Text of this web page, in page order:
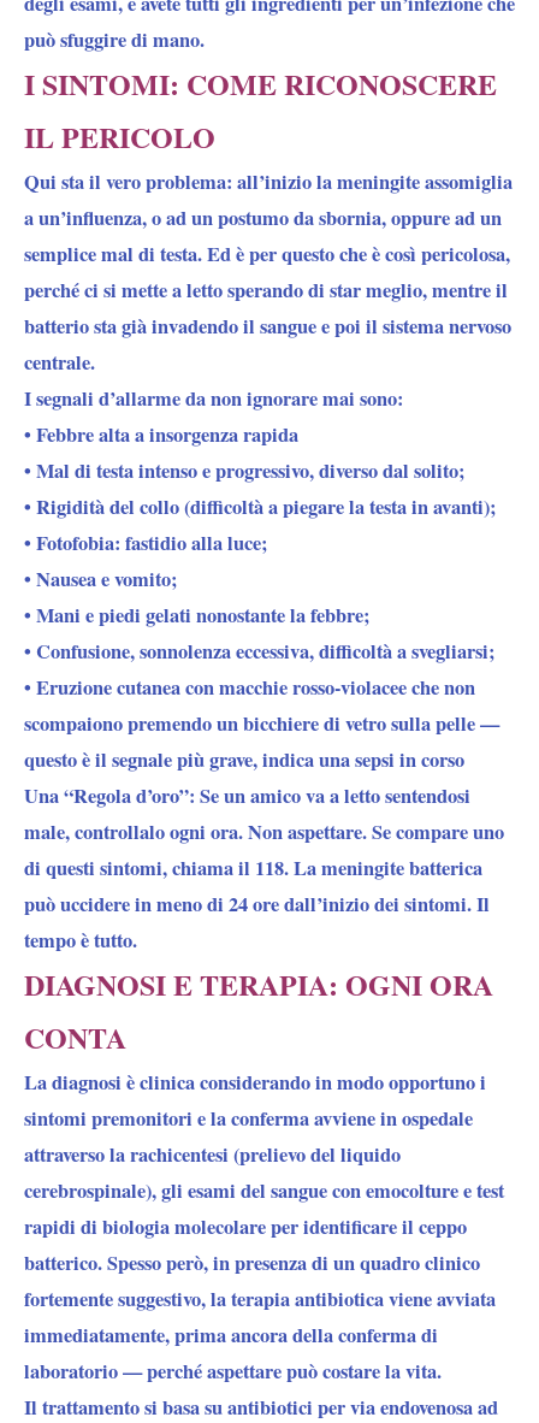
può sfuggire di mano.
I SINTOMI: COME RICONOSCERE
IL PERICOLO
Qui sta il vero problema: all’inizio la meningite assomiglia
a un’influenza, o ad un postumo da sbornia, oppure ad un
semplice mal di testa. Ed è per questo che è così pericolosa,
perché ci si mette a letto sperando di star meglio, mentre il
batterio sta già invadendo il sangue e poi il sistema nervoso
centrale.
I segnali d’allarme da non ignorare mai sono:
• Febbre alta a insorgenza rapida
• Mal di testa intenso e progressivo, diverso dal solito;
• Rigidità del collo (difficoltà a piegare la testa in avanti);
• Fotofobia: fastidio alla luce;
• Nausea e vomito;
• Mani e piedi gelati nonostante la febbre;
• Confusione, sonnolenza eccessiva, difficoltà a svegliarsi;
• Eruzione cutanea con macchie rosso-violacee che non
scompaiono premendo un bicchiere di vetro sulla pelle —
questo è il segnale più grave, indica una sepsi in corso
Una “Regola d’oro”: Se un amico va a letto sentendosi
male, controllalo ogni ora. Non aspettare. Se compare uno
di questi sintomi, chiama il 118. La meningite batterica
può uccidere in meno di 24 ore dall’inizio dei sintomi. Il
tempo è tutto.
DIAGNOSI E TERAPIA: OGNI ORA
CONTA
La diagnosi è clinica considerando in modo opportuno i
sintomi premonitori e la conferma avviene in ospedale
attraverso la rachicentesi (prelievo del liquido
cerebrospinale), gli esami del sangue con emocolture e test
rapidi di biologia molecolare per identificare il ceppo
batterico. Spesso però, in presenza di un quadro clinico
fortemente suggestivo, la terapia antibiotica viene avviata
immediatamente, prima ancora della conferma di
laboratorio — perché aspettare può costare la vita.
Il trattamento si basa su antibiotici per via endovenosa ad